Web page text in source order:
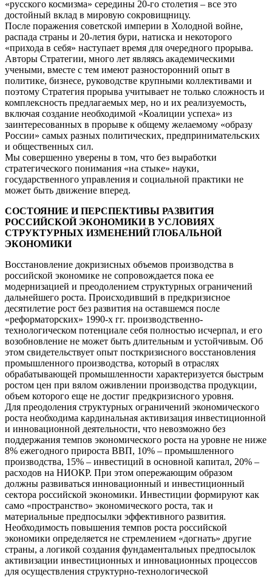
«русского космизма» середины 20-го столетия – все это
достойный вклад в мировую сокровищницу.
После поражения советской империи в Холодной войне,
распада страны и 20-летия бури, натиска и некоторого
«прихода в себя» наступает время для очередного прорыва.
Авторы Стратегии, много лет являясь академическими
учеными, вместе с тем имеют разносторонний опыт в
политике, бизнесе, руководстве крупными коллективами и
поэтому Стратегия прорыва учитывает не только сложность и
комплексность предлагаемых мер, но и их реализуемость,
включая создание необходимой «Коалиции успеха» из
заинтересованных в прорыве к общему желаемому «образу
России» самых разных политических, предпринимательских
и общественных сил.
Мы совершенно уверены в том, что без выработки
стратегического понимания «на стыке» науки,
государственного управления и социальной практики не
может быть движение вперед.
СОСТОЯНИЕ И ПЕРСПЕКТИВЫ РАЗВИТИЯ
РОССИЙСКОЙ ЭКОНОМИКИ В УСЛОВИЯХ
СТРУКТУРНЫХ ИЗМЕНЕНИЙ ГЛОБАЛЬНОЙ
ЭКОНОМИКИ
Восстановление докризисных объемов производства в
российской экономике не сопровождается пока ее
модернизацией и преодолением структурных ограничений
дальнейшего роста. Происходивший в предкризисное
десятилетие рост без развития на оставшемся после
«реформаторских» 1990-х гг. производственно-
технологическом потенциале себя полностью исчерпал, и его
возобновление не может быть длительным и устойчивым. Об
этом свидетельствует опыт посткризисного восстановления
промышленного производства, который в отраслях
обрабатывающей промышленности характеризуется быстрым
ростом цен при вялом оживлении производства продукции,
объем которого еще не достиг предкризисного уровня.
Для преодоления структурных ограничений экономического
роста необходима кардинальная активизация инвестиционной
и инновационной деятельности, что невозможно без
поддержания темпов экономического роста на уровне не ниже
8% ежегодного прироста ВВП, 10% – промышленного
производства, 15% – инвестиций в основной капитал, 20% –
расходов на НИОКР. При этом опережающим образом
должны развиваться инновационный и инвестиционный
сектора российской экономики. Инвестиции формируют как
само «пространство» экономического роста, так и
материальные предпосылки эффективного развития.
Необходимость повышения темпов роста российской
экономики определяется не стремлением «догнать» другие
страны, а логикой создания фундаментальных предпосылок
активизации инвестиционных и инновационных процессов
для осуществления структурно-технологической